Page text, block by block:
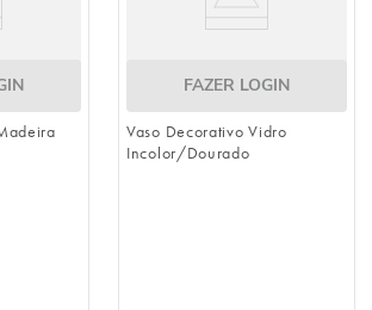
FAZER LOGIN
Vaso Decorativo Vidro
Incolor/Dourado